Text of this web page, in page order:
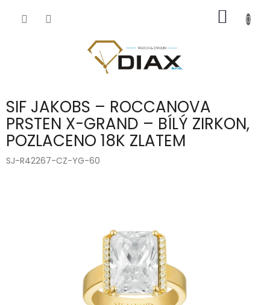
KOŠÍK
SIF JAKOBS – ROCCANOVA
PRSTEN X-GRAND – BÍLÝ ZIRKON,
POZLACENO 18K ZLATEM
SJ-R42267-CZ-YG-60